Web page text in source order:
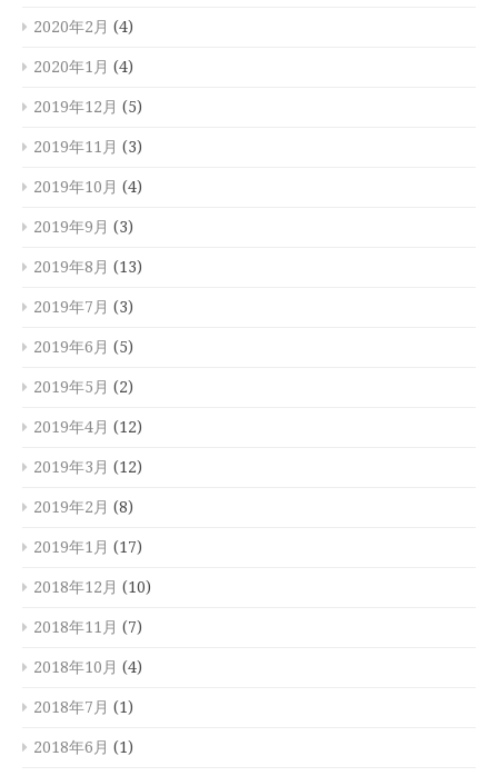
2020年2月 (4)
2020年1月 (4)
2019年12月 (5)
2019年11月 (3)
2019年10月 (4)
2019年9月 (3)
2019年8月 (13)
2019年7月 (3)
2019年6月 (5)
2019年5月 (2)
2019年4月 (12)
2019年3月 (12)
2019年2月 (8)
2019年1月 (17)
2018年12月 (10)
2018年11月 (7)
2018年10月 (4)
2018年7月 (1)
2018年6月 (1)